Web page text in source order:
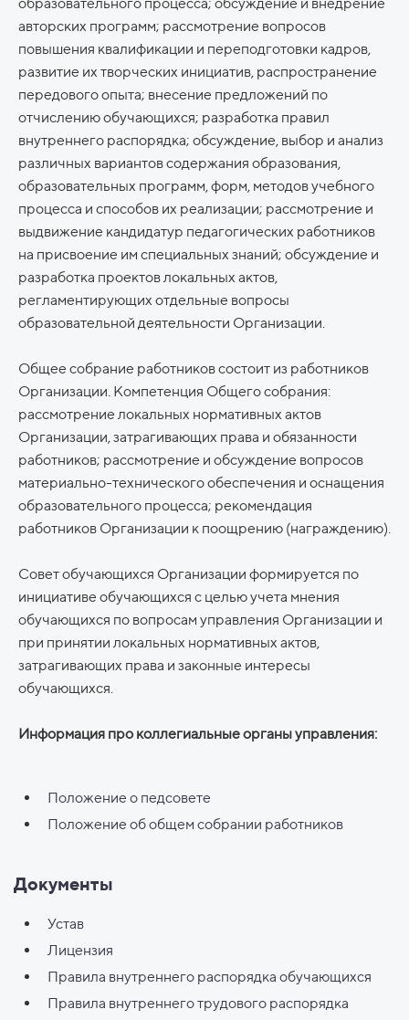
авторских программ; рассмотрение вопросов
повышения квалификации и переподготовки кадров,
развитие их творческих инициатив, распространение
передового опыта; внесение предложений по
отчислению обучающихся; разработка правил
внутреннего распорядка; обсуждение, выбор и анализ
различных вариантов содержания образования,
образовательных программ, форм, методов учебного
процесса и способов их реализации; рассмотрение и
выдвижение кандидатур педагогических работников
на присвоение им специальных знаний; обсуждение и
разработка проектов локальных актов,
регламентирующих отдельные вопросы
образовательной деятельности Организации.
Общее собрание работников состоит из работников
Организации. Компетенция Общего собрания:
рассмотрение локальных нормативных актов
Организации, затрагивающих права и обязанности
работников; рассмотрение и обсуждение вопросов
материально-технического обеспечения и оснащения
образовательного процесса; рекомендация
работников Организации к поощрению (награждению).
Совет обучающихся Организации формируется по
инициативе обучающихся с целью учета мнения
обучающихся по вопросам управления Организации и
при принятии локальных нормативных актов,
затрагивающих права и законные интересы
обучающихся.
Информация про коллегиальные органы управления:
Положение о педсовете
Положение об общем собрании работников
Документы
Устав
Лицензия
Правила внутреннего распорядка обучающихся
Правила внутреннего трудового распорядка